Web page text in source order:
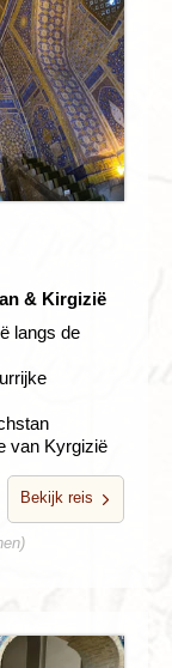
& Kirgizië
langs de
van Kyrgizië
Bekijk reis